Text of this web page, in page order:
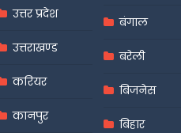
उत्तर प्रदेश
उत्तराखण्ड
करियर
कानपुर
बंगाल
बरेली
बिजनेस
बिहार